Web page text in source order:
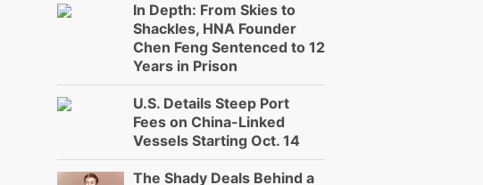
In Depth: From Skies to
Shackles, HNA Founder
Chen Feng Sentenced to 12
Years in Prison
U.S. Details Steep Port
Fees on China-Linked
Vessels Starting Oct. 14
The Shady Deals Behind a